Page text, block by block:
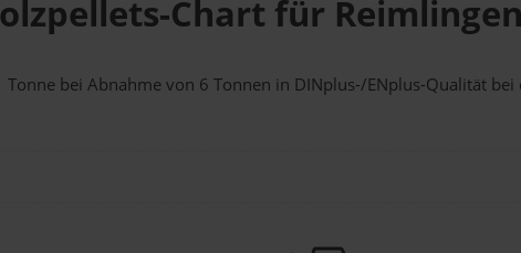
Chart für Reimlingen
Tonne bei Abnahmevon 6 Tonnen in DINplus-/ENplus-Qualität